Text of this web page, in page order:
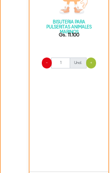
BISUTERIA PARA
PULSERITAS ANIMALES
MARINOS
Gs. 11.100
- Und. +